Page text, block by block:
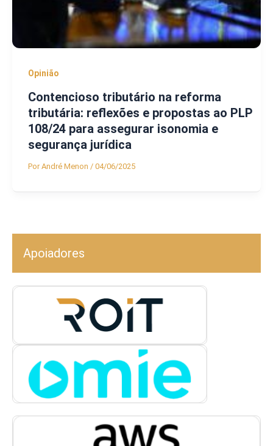
Opinião
Contencioso tributário na reforma
tributária: reflexões e propostas ao PLP
108/24 para assegurar isonomia e
segurança jurídica
PorAndré Menon / 04/06/2025
Apoiadores